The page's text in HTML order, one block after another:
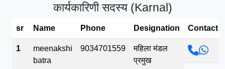
सपरहट शयम भजन - जय जय शयम जय जय शयम
भव.mp3
कार्यकारिणी सदस्य (Karnal)
sr Name Phone Designation Contact
1
meenakshi
batra
9034701559
महिला मंडल
प्रमुख